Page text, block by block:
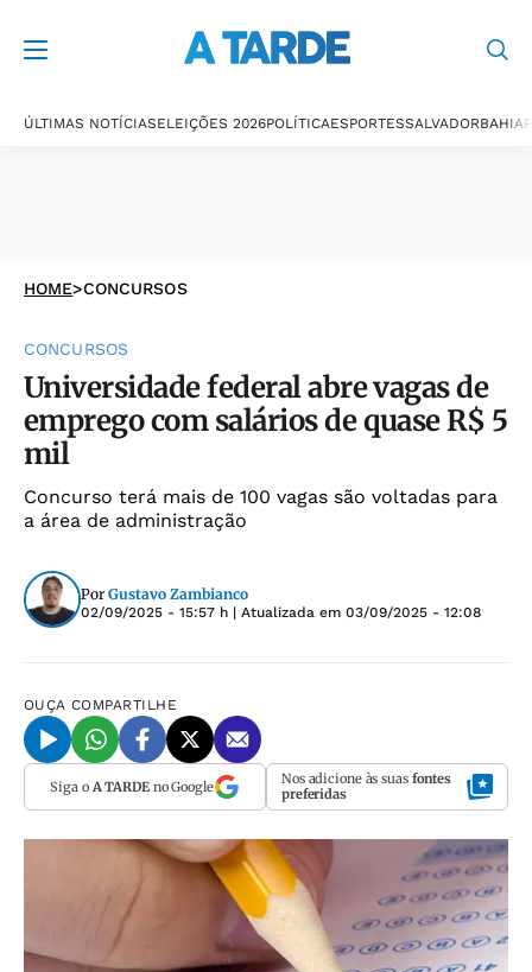
ÚLTIMAS NOTÍCIASELEIÇÕES 2026POLÍTICAESPORTESSALVADORBAHIA
HOME>CONCURSOS
CONCURSOS
Universidade federal abre vagas de
emprego com salários de quase R$ 5
mil
Concurso terá mais de 100 vagas são voltadas para
a área de administração
Por Gustavo Zambianco
02/09/2025 - 15:57 h | Atualizada em 03/09/2025 - 12:08
OUÇA COMPARTILHE
Siga o A TARDEno Google Nos adicione às suas fontes
preferidas